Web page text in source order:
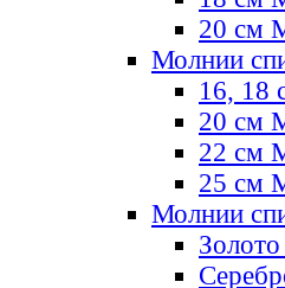
20 см
Молнии
16, 18
20 см
22 см
25 см
Молнии